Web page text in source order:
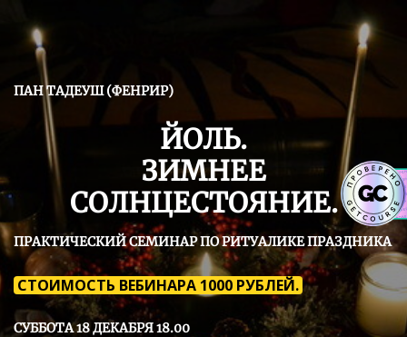
ПАН ТАДЕУШ (ФЕНРИР)
ЙОЛЬ.
ЗИМНЕЕ
СОЛНЦЕСТОЯНИЕ.
ПРАКТИЧЕСКИЙ СЕМИНАР ПО РИТУАЛИКЕ ПРАЗДНИКА
СТОИМОСТЬ ВЕБИНАРА 1000 РУБЛЕЙ.
СУББОТА 18 ДЕКАБРЯ 18.00